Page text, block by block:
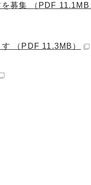
募集 （PDF 11.1MB
（PDF 11.3MB）